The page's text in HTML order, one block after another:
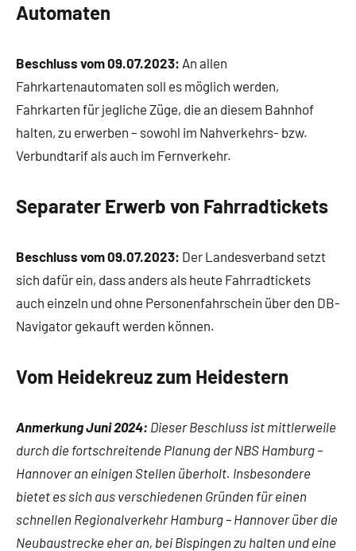
Automaten
Beschluss vom 09.07.2023: An allen
Fahrkartenautomaten soll es möglich werden,
Fahrkarten für jegliche Züge, die an diesem Bahnhof
halten, zu erwerben – sowohl im Nahverkehrs- bzw.
Verbundtarif als auch im Fernverkehr.
Separater Erwerb von Fahrradtickets
Beschluss vom 09.07.2023: Der Landesverband setzt
sich dafür ein, dass anders als heute Fahrradtickets
auch einzeln und ohne Personenfahrschein über den DB-
Navigator gekauft werden können.
Vom Heidekreuz zum Heidestern
Anmerkung Juni 2024: Dieser Beschluss ist mittlerweile
durch die fortschreitende Planung der NBS Hamburg –
Hannover an einigen Stellen überholt. Insbesondere
bietet es sich aus verschiedenen Gründen für einen
schnellen Regionalverkehr Hamburg – Hannover über die
Neubaustrecke eher an, bei Bispingen zu halten und eine